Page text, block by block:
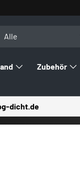
Alle
Zubehör
dicht.de